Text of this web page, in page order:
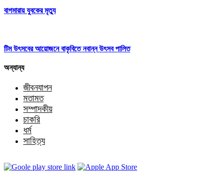
বাগমারায় যুবকের মৃত্যু
টিম উৎসবের আয়োজনে বাকৃবিতে নবান্ন উৎসব পালিত
অন্যান্য
জীবনযাপন
মতামত
সম্পাদকীয়
চাকরি
ধর্ম
সাহিত্য